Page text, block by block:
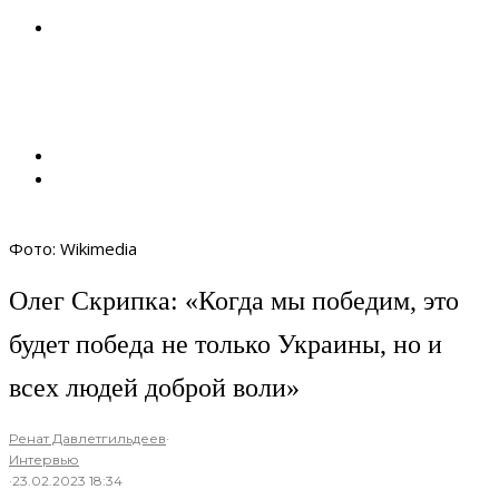
Фото: Wikimedia
Олег Скрипка: «Когда мы победим, это
будет победа не только Украины, но и
всех людей доброй воли»
Ренат Давлетгильдеев·
Интервью
·23.02.2023 18:34